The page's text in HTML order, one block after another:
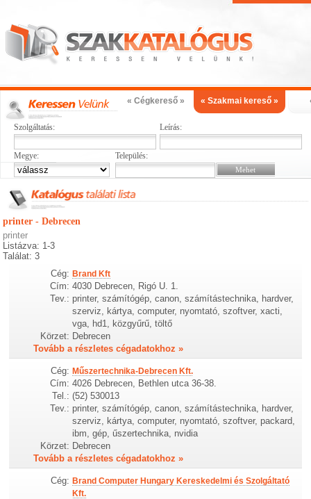
« Cégkereső » « Szakmai kereső »
Szolgáltatás: Leírás:
Megye: Település:
printer - Debrecen
printer
Listázva: 1-3
Találat: 3
Cég: Brand Kft
Cím: 4030 Debrecen, Rigó U. 1.
Tev.: printer, számítógép, canon, számítástechnika, hardver,
szerviz, kártya, computer, nyomtató, szoftver, xacti,
vga, hd1, közgyűrű, töltő
Körzet: Debrecen
Tovább a részletes cégadatokhoz »
Cég: Műszertechnika-Debrecen Kft.
Cím: 4026 Debrecen, Bethlen utca 36-38.
Tel.: (52) 530013
Tev.: printer, számítógép, canon, számítástechnika, hardver,
szerviz, kártya, computer, nyomtató, szoftver, packard,
ibm, gép, űszertechnika, nvidia
Körzet: Debrecen
Tovább a részletes cégadatokhoz »
Cég: Brand Computer Hungary Kereskedelmi és Szolgáltató
Kft.